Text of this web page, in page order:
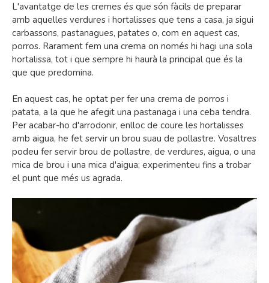
L'avantatge de les cremes és que són fàcils de preparar
amb aquelles verdures i hortalisses que tens a casa, ja sigui
carbassons, pastanagues, patates o, com en aquest cas,
porros. Rarament fem una crema on només hi hagi una sola
hortalissa, tot i que sempre hi haurà la principal que és la
que que predomina.
En aquest cas, he optat per fer una crema de porros i
patata, a la que he afegit una pastanaga i una ceba tendra.
Per acabar-ho d'arrodonir, enlloc de coure les hortalisses
amb aigua, he fet servir un brou suau de pollastre. Vosaltres
podeu fer servir brou de pollastre, de verdures, aigua, o una
mica de brou i una mica d'aigua; experimenteu fins a trobar
el punt que més us agrada.